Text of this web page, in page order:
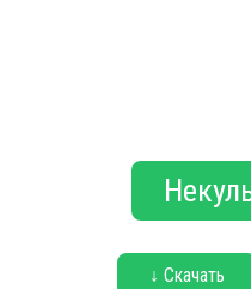
↓ Скачать